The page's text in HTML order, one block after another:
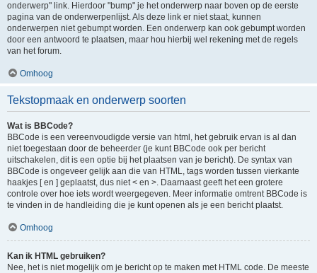
onderwerp" link. Hierdoor "bump" je het onderwerp naar boven op de eerste
pagina van de onderwerpenlijst. Als deze link er niet staat, kunnen
onderwerpen niet gebumpt worden. Een onderwerp kan ook gebumpt worden
door een antwoord te plaatsen, maar hou hierbij wel rekening met de regels
van het forum.
Omhoog
Tekstopmaak en onderwerp soorten
Wat is BBCode?
BBCode is een vereenvoudigde versie van html, het gebruik ervan is al dan
niet toegestaan door de beheerder (je kunt BBCode ook per bericht
uitschakelen, dit is een optie bij het plaatsen van je bericht). De syntax van
BBCode is ongeveer gelijk aan die van HTML, tags worden tussen vierkante
haakjes [ en ] geplaatst, dus niet < en >. Daarnaast geeft het een grotere
controle over hoe iets wordt weergegeven. Meer informatie omtrent BBCode is
te vinden in de handleiding die je kunt openen als je een bericht plaatst.
Omhoog
Kan ik HTML gebruiken?
Nee, het is niet mogelijk om je bericht op te maken met HTML code. De meeste